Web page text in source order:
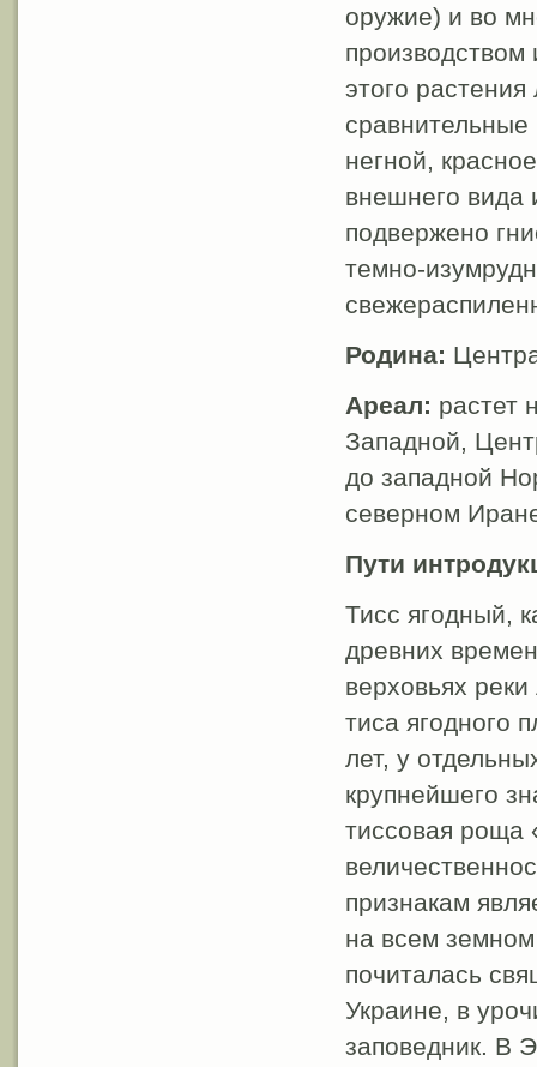
оружие) и во
производством
этого
сравнительные
негной,
внешнего вида
подвержено
темно-
Родина:
Ареал: растет
Западной,
до западной
северном
Пути
Тисс ягодный,
древних
верховьях
тиса ягодного
лет, у
крупнейшего
тиссовая роща
признакам
на всем
почиталась
Украине, в
заповедник. В